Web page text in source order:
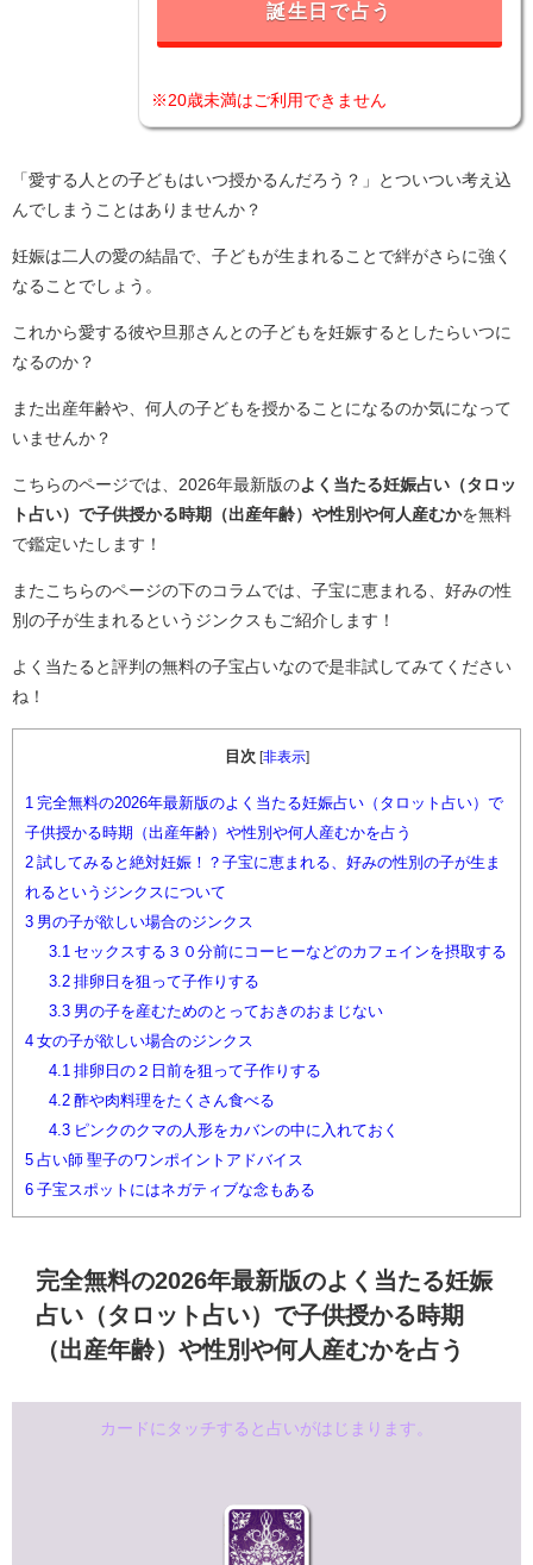
誕生日で占う
※20歳未満はご利用できません
「愛する人との子どもはいつ授かるんだろう？」とついつい考え込
んでしまうことはありませんか？
妊娠は二人の愛の結晶で、子どもが生まれることで絆がさらに強く
なることでしょう。
これから愛する彼や旦那さんとの子どもを妊娠するとしたらいつに
なるのか？
また出産年齢や、何人の子どもを授かることになるのか気になって
いませんか？
こちらのページでは、2026年最新版の よく当たる妊娠占い（タロッ
ト占い）で子供授かる時期（出産年齢）や性別や何人産むかを無料
で鑑定いたします！
またこちらのページの下のコラムでは、子宝に恵まれる、好みの性
別の子が生まれるというジンクスもご紹介します！
よく当たると評判の無料の子宝占いなので是非試してみてください
ね！
目次 [非表示]
1 完全無料の2026年最新版のよく当たる妊娠占い（タロット占い）で
子供授かる時期（出産年齢）や性別や何人産むかを占う
2 試してみると絶対妊娠！？子宝に恵まれる、好みの性別の子が生ま
れるというジンクスについて
3 男の子が欲しい場合のジンクス
3.1
セックスする３０分前にコーヒーなどのカフェインを摂取する
3.2排卵日を狙って子作りする
3.3男の子を産むためのとっておきのおまじない
4 女の子が欲しい場合のジンクス
4.1 排卵日の２日前を狙って子作りする
4.2酢や肉料理をたくさん食べる
4.3ピンクのクマの人形をカバンの中に入れておく
5 占い師 聖子のワンポイントアドバイス
6 子宝スポットにはネガティブな念もある
完全無料の2026年最新版のよく当たる妊娠
占い（タロット占い）で子供授かる時期
（出産年齢）や性別や何人産むかを占う
カードにタッチすると占いがはじまります。